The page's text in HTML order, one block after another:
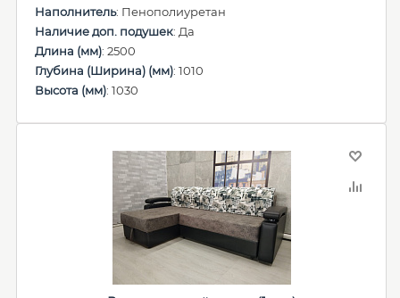
Наполнитель: Пенополиуретан
Наличие доп. подушек: Да
Длина (мм): 2500
Глубина (Ширина) (мм): 1010
Высота (мм): 1030